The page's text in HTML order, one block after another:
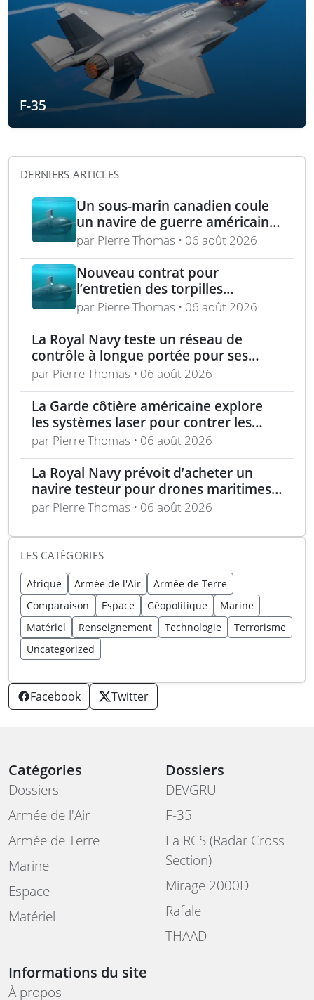
F-35
DERNIERS ARTICLES
Un sous-marin canadien coule
un navire de guerre américain
lors de l’exercice RIMPAC 2026
par Pierre Thomas • 06 août 2026
Nouveau contrat pour
l’entretien des torpilles
Spearfish et Sting Ray de la
Royal Navy
par Pierre Thomas • 06 août 2026
La Royal Navy teste un réseau de
contrôle à longue portée pour ses
drones
par Pierre Thomas • 06 août 2026
La Garde côtière américaine explore
les systèmes laser pour contrer les
menaces maritimes
par Pierre Thomas • 06 août 2026
La Royal Navy prévoit d’acheter un
navire testeur pour drones maritimes
polyvalents
par Pierre Thomas • 06 août 2026
LES CATÉGORIES
Afrique Armée de l'Air
Armée de Terre
Comparaison
Espace Géopolitique
Marine
Matériel
Renseignement Technologie
Terrorisme
Uncategorized
Facebook Twitter
Catégories
Dossiers
Armée de l'Air
Armée de Terre
Marine
Espace
Matériel
Dossiers
DEVGRU
F-35
La RCS (Radar Cross
Section)
Mirage 2000D
Rafale
THAAD
Informations du site
À propos